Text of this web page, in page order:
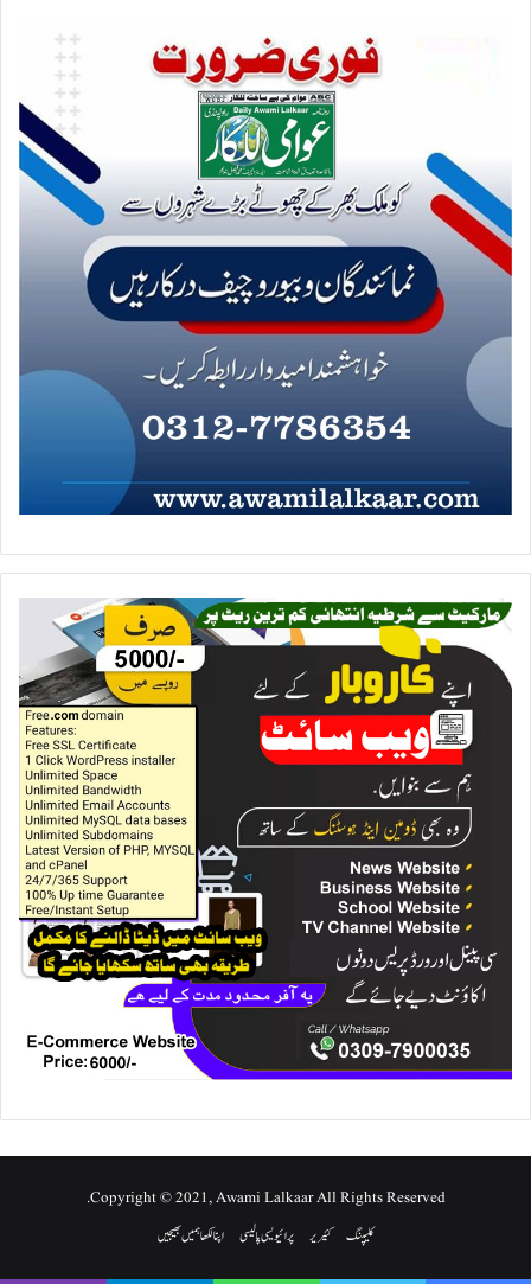
Copyright © 2021, Awami Lalkaar All Rights Reserved.
کلیپنگ
کئیریر پرائیویسی پالیسی اپنا لکھا ہمیں بھیجیں